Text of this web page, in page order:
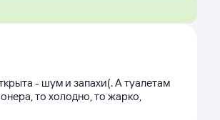
- шум и запахи(. А туалетам
то холодно, то жарко,